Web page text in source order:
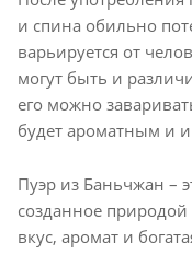
и спина обильно
варьируется от
могут быть и
его можно
будет ароматным и
Пуэр из Баньчжан –
созданное
вкус, аромат и